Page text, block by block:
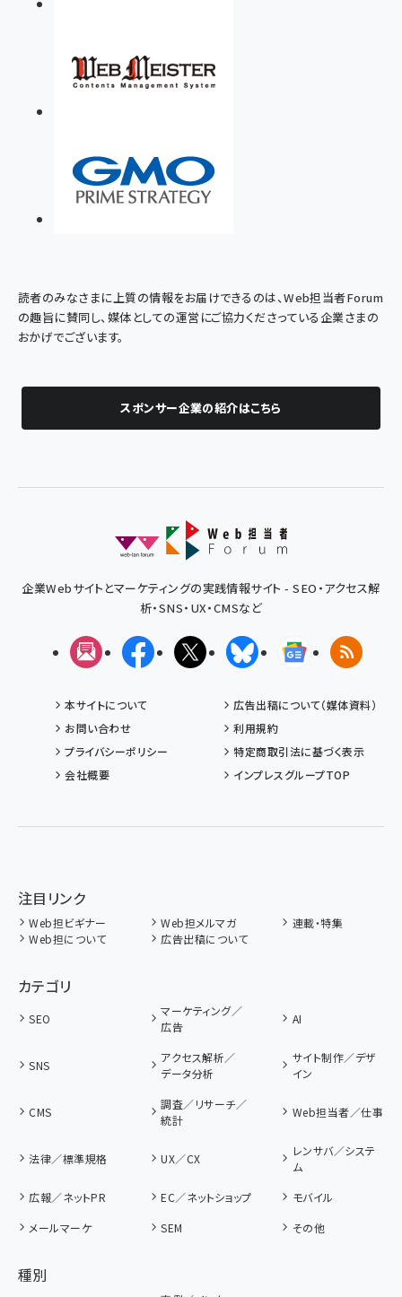
読者のみなさまに上質の情報をお届けできるのは、Web担当者Forum
の趣旨に賛同し、媒体としての運営にご協力くださっている企業さまの
おかげでございます。
スポンサー企業の紹介はこちら
企業Webサイトとマーケティングの実践情報サイト - SEO・アクセス解
析・SNS・UX・CMSなど
メルマガFacebookX(エックス)BlueskyGoogleニュ
RSS
本サイトについて
広告出稿について（媒体資料）
お問い合わせ
利用規約
プライバシーポリシー
特定商取引法に基づく表示
会社概要
インプレスグループTOP
注目リンク
Web担ビギナー Web担メルマガ
連載・特集
Web担について
広告出稿について
カテゴリ
SEO
マーケティング／
広告
AI
SNS
アクセス解析／
データ分析
サイト制作／デザ
イン
CMS
調査／リサーチ／
統計
Web担当者／仕事
法律／標準規格 UX／CX
レンサバ／システ
ム
広報／ネットPR
EC／ネットショップ
モバイル
メールマーケ
SEM その他
種別